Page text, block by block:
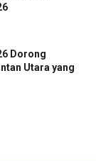
Dorong
Utara yang